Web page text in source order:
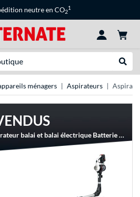
neutre en CO2
1
ménagers Aspirateurs
Bosch BSS711W aspirateur balai et balai électrique Batterie Sec Sans sac 0,3 L Noir, Argent, Blanc, Aspirateur balais